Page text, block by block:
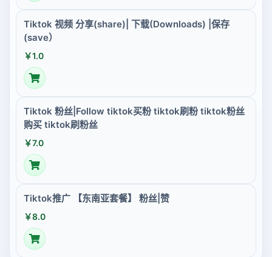
Tiktok 视频 分享(share)| 下载(Downloads) |保存
(save）
￥1.0
Tiktok 粉丝|Follow tiktok买粉 tiktok刷粉 tiktok粉丝
购买 tiktok刷粉丝
￥7.0
Tiktok推广 【东南亚套餐】 粉丝|赞
￥8.0